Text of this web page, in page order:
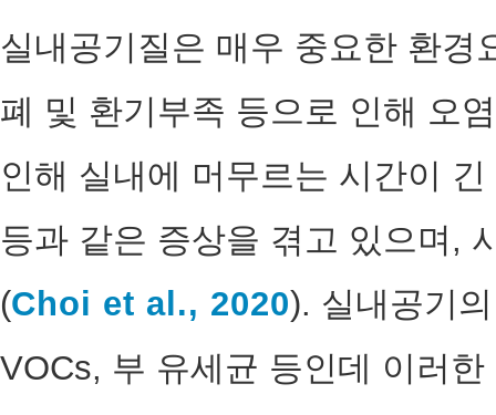
실내공기질은 매우 중요한 환경
폐 및 환기부족 등으로 인해 오
인해 실내에 머무르는 시간이
등과 같은 증상을 겪고 있으며,
(Choi et al., 2020). 실내공기
VOCs, 부 유세균 등인데 이러